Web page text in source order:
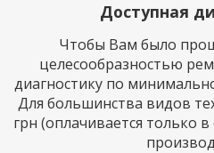
Доступная
Чтобы Вам было
целесообразностью
диагностику по
Для большинства видов
грн (оплачивается только